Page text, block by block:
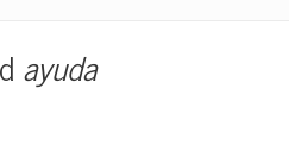
ayuda